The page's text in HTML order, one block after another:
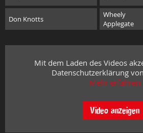
Don Knotts
Wheely
Applegate
Mit dem Laden des Videos
Datenschutzerklärung
Mehr erfahren
Video anzeigen